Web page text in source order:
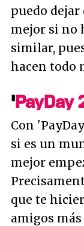
puedo dejar
mejor si no
similar,
hacen todo
'PayDay
Con
si es un
mejor
que te
amigos